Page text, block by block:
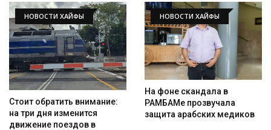
Искать
НОВОСТИ ХАЙФЫ
Стоит обратить внимание:
на три дня изменится
движение поездов в
НОВОСТИ ХАЙФЫ
На фоне скандала в
РАМБАМе прозвучала
защита арабских медиков